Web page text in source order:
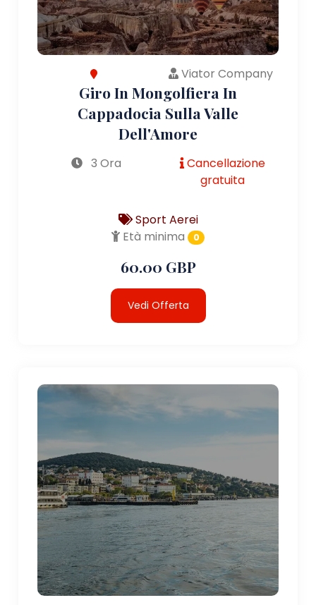
Viator Company
Giro In Mongolfiera In
Cappadocia Sulla Valle
Dell'Amore
3 Ora
Cancellazione
gratuita
Sport Aerei
Età minima
0
60.00 GBP
Vedi Offerta